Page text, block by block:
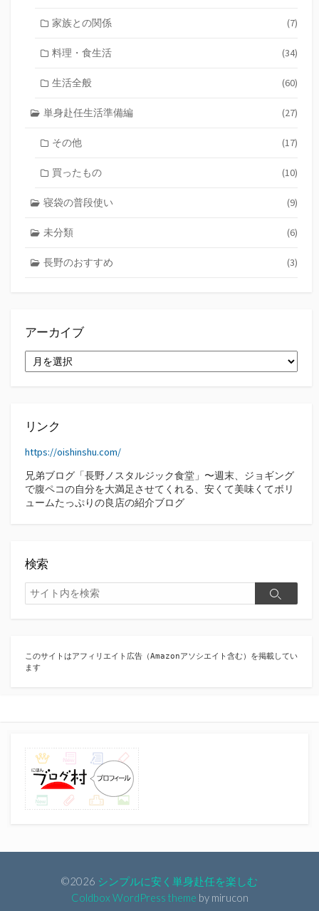
家族との関係 (7)
料理・食生活 (34)
生活全般 (60)
単身赴任生活準備編 (27)
その他 (17)
買ったもの (10)
寝袋の普段使い (9)
未分類 (6)
長野のおすすめ (3)
アーカイブ
ー
リンク
https://oishinshu.com/
兄弟ブログ「長野ノスタルジック食堂」〜週末、ジョギング
で腹ペコの自分を大満足させてくれる、安くて美味くてボリ
ュームたっぷりの良店の紹介ブログ
検索
検
索
検
このサイトはアフィリエイト広告（Amazonアソシエイト含む）を掲載してい
ます
©2026 シンプルに安く単身赴任を楽しむ
Coldbox WordPress theme by mirucon